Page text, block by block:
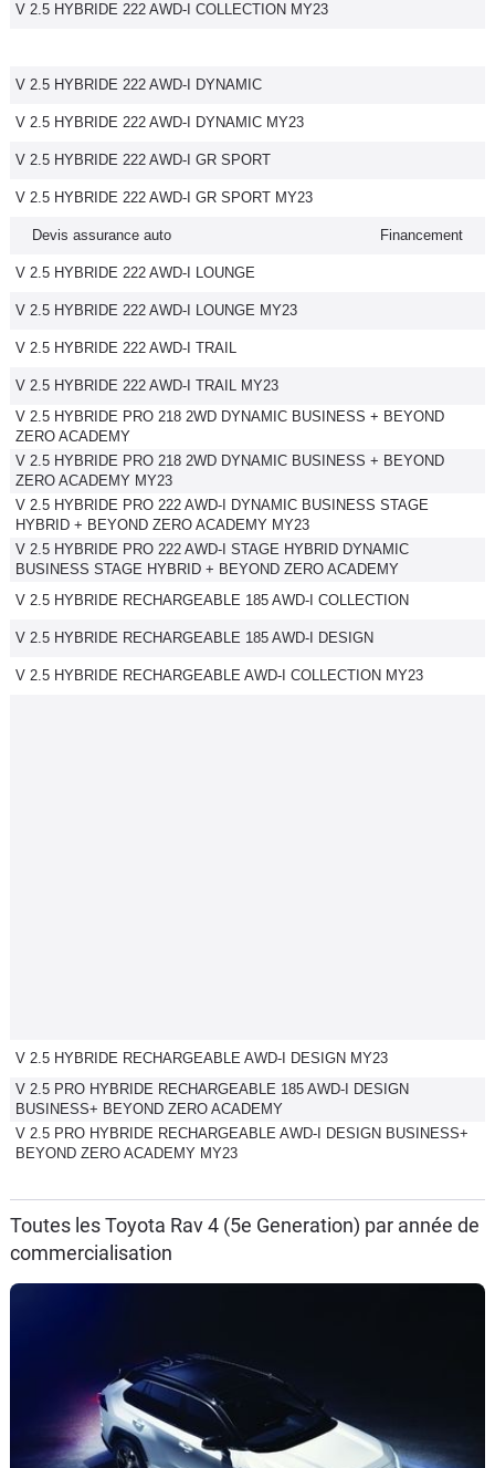
V 2.5 HYBRIDE 222 AWD-I COLLECTION MY23
V 2.5 HYBRIDE 222 AWD-I DYNAMIC
V 2.5 HYBRIDE 222 AWD-I DYNAMIC MY23
V 2.5 HYBRIDE 222 AWD-I GR SPORT
V 2.5 HYBRIDE 222 AWD-I GR SPORT MY23
Devis assurance auto Financement
V 2.5 HYBRIDE 222 AWD-I LOUNGE
V 2.5 HYBRIDE 222 AWD-I LOUNGE MY23
V 2.5 HYBRIDE 222 AWD-I TRAIL
V 2.5 HYBRIDE 222 AWD-I TRAIL MY23
V 2.5 HYBRIDE PRO 218 2WD DYNAMIC BUSINESS + BEYOND
ZERO ACADEMY
V 2.5 HYBRIDE PRO 218 2WD DYNAMIC BUSINESS + BEYOND
ZERO ACADEMY MY23
V 2.5 HYBRIDE PRO 222 AWD-I DYNAMIC BUSINESS STAGE
HYBRID + BEYOND ZERO ACADEMY MY23
V 2.5 HYBRIDE PRO 222 AWD-I STAGE HYBRID DYNAMIC
BUSINESS STAGE HYBRID + BEYOND ZERO ACADEMY
V 2.5 HYBRIDE RECHARGEABLE 185 AWD-I COLLECTION
V 2.5 HYBRIDE RECHARGEABLE 185 AWD-I DESIGN
V 2.5 HYBRIDE RECHARGEABLE AWD-I COLLECTION MY23
V 2.5 HYBRIDE RECHARGEABLE AWD-I DESIGN MY23
V 2.5 PRO HYBRIDE RECHARGEABLE 185 AWD-I DESIGN
BUSINESS+ BEYOND ZERO ACADEMY
V 2.5 PRO HYBRIDE RECHARGEABLE AWD-I DESIGN BUSINESS+
BEYOND ZERO ACADEMY MY23
Toutes les Toyota Rav 4 (5e Generation) par année de
commercialisation